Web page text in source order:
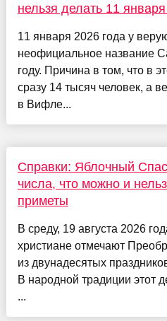
нельзя делать 11
11 января 2026 года у
неофициальное название
году. Причина в том, что в
сразу 14 тысяч человек, а
в Вифле...
Справки: Яблочный Спас
числа, что можно и
приметы
В среду, 19 августа 2026
христиане отмечают
из двунадесятых
В народной традиции этот
...